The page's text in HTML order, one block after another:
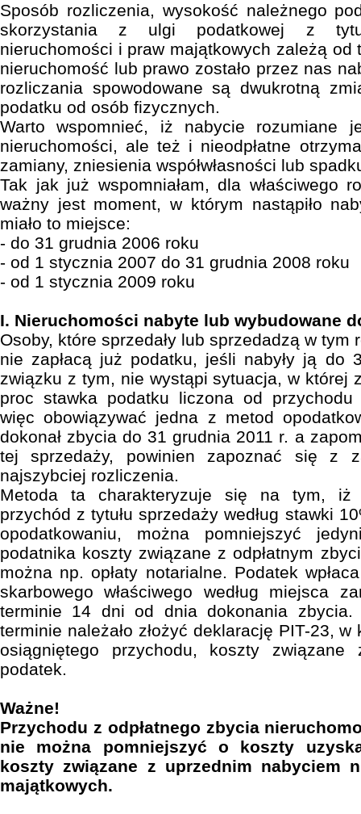
Sposób rozliczenia, wysokość należnego
skorzystania z ulgi podatkowej z
nieruchomości i praw majątkowych zależą od
nieruchomość lub prawo zostało przez nas
rozliczania spowodowane są dwukrotną
podatku od osób fizycznych.
Warto wspomnieć, iż nabycie rozumiane
nieruchomości, ale też i nieodpłatne
zamiany, zniesienia współwłasności lub
Tak jak już wspomniałam, dla właściwego
ważny jest moment, w którym nastąpiło
miało to miejsce:
- do 31 grudnia 2006 roku
- od 1 stycznia 2007 do 31 grudnia 2008 roku
- od 1 stycznia 2009 roku
I. Nieruchomości nabyte lub wybudowane
Osoby, które sprzedały lub sprzedadzą w tym
nie zapłacą już podatku, jeśli nabyły ją do
związku z tym, nie wystąpi sytuacja, w której
proc stawka podatku liczona od przychodu
więc obowiązywać jedna z metod
dokonał zbycia do 31 grudnia 2011 r. a
tej sprzedaży, powinien zapoznać się z
najszybciej rozliczenia.
Metoda ta charakteryzuje się na tym, iż
przychód z tytułu sprzedaży według stawki
opodatkowaniu, można pomniejszyć
podatnika koszty związane z odpłatnym
można np. opłaty notarialne. Podatek
skarbowego właściwego według miejsca
terminie 14 dni od dnia dokonania
terminie należało złożyć deklarację PIT-23,
osiągniętego przychodu, koszty
podatek.
Ważne!
Przychodu z odpłatnego zbycia
nie można pomniejszyć o koszty
koszty związane z uprzednim nabyciem
majątkowych.